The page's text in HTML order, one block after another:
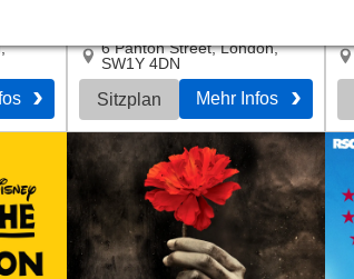
,
6 Panton Street,London,
SW1Y 4DN
Sitzplan Mehr Infos